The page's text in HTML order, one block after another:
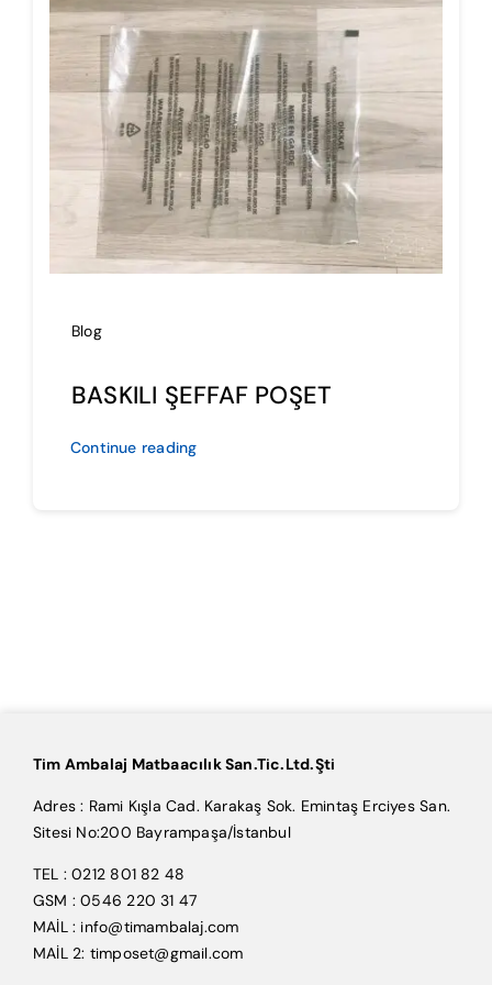
İmalat
İletişim
Blog
BASKILI ŞEFFAF POŞET
Continue reading
Tim Ambalaj Matbaacılık San.Tic.Ltd.Şti
Adres : Rami Kışla Cad. Karakaş Sok. Emintaş Erciyes San.
Sitesi No:200 Bayrampaşa/İstanbul
TEL : 0212 801 82 48
GSM : 0546 220 31 47
MAİL : info@timambalaj.com
MAİL 2: timposet@gmail.com